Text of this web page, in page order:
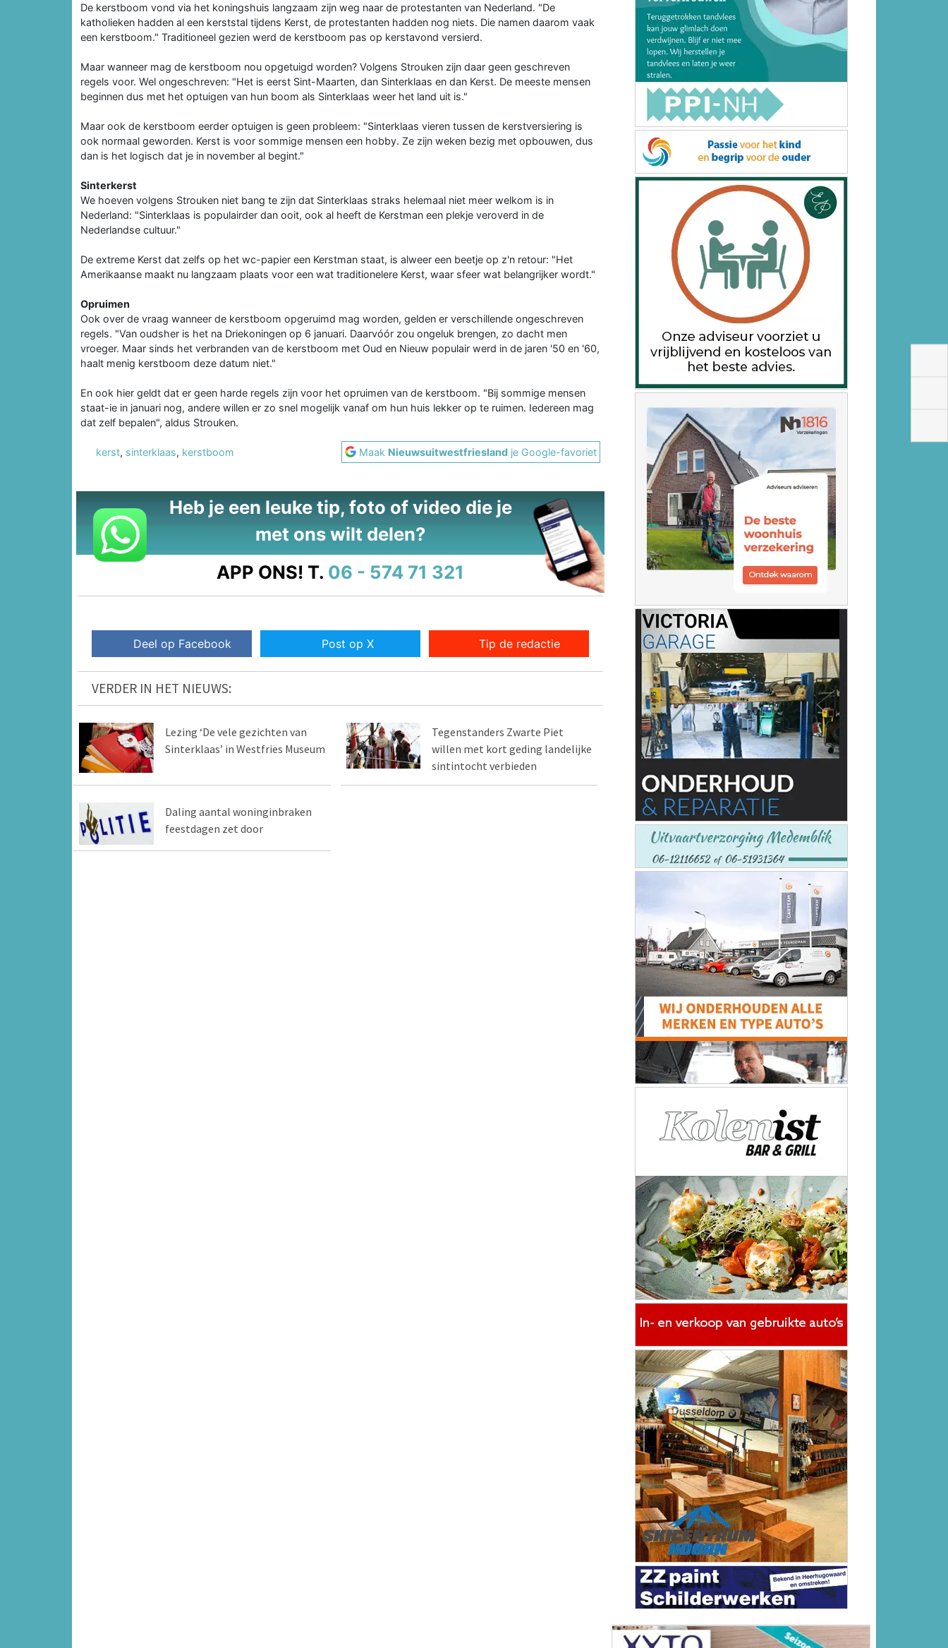
De kerstboom vond via het koningshuis langzaam zijn weg naar de protestanten van Nederland. "De
katholieken hadden al een kerststal tijdens Kerst, de protestanten hadden nog niets. Die namen daarom vaak
een kerstboom." Traditioneel gezien werd de kerstboom pas op kerstavond versierd.
Maar wanneer mag de kerstboom nou opgetuigd worden? Volgens Strouken zijn daar geen geschreven
regels voor. Wel ongeschreven: "Het is eerst Sint-Maarten, dan Sinterklaas en dan Kerst. De meeste mensen
beginnen dus met het optuigen van hun boom als Sinterklaas weer het land uit is."
Maar ook de kerstboom eerder optuigen is geen probleem: "Sinterklaas vieren tussen de kerstversiering is
ook normaal geworden. Kerst is voor sommige mensen een hobby. Ze zijn weken bezig met opbouwen, dus
dan is het logisch dat je in november al begint."
Sinterkerst
We hoeven volgens Strouken niet bang te zijn dat Sinterklaas straks helemaal niet meer welkom is in
Nederland: "Sinterklaas is populairder dan ooit, ook al heeft de Kerstman een plekje veroverd in de
Nederlandse cultuur."
De extreme Kerst dat zelfs op het wc-papier een Kerstman staat, is alweer een beetje op z'n retour: "Het
Amerikaanse maakt nu langzaam plaats voor een wat traditionelere Kerst, waar sfeer wat belangrijker wordt."
Opruimen
Ook over de vraag wanneer de kerstboom opgeruimd mag worden, gelden er verschillende ongeschreven
regels. "Van oudsher is het na Driekoningen op 6 januari. Daarvóór zou ongeluk brengen, zo dacht men
vroeger. Maar sinds het verbranden van de kerstboom met Oud en Nieuw populair werd in de jaren '50 en '60,
haalt menig kerstboom deze datum niet."
En ook hier geldt dat er geen harde regels zijn voor het opruimen van de kerstboom. "Bij sommige mensen
staat-ie in januari nog, andere willen er zo snel mogelijk vanaf om hun huis lekker op te ruimen. Iedereen mag
dat zelf bepalen", aldus Strouken.
kerst, sinterklaas, kerstboom Maak Nieuwsuitwestfriesland je Google-favoriet
Heb je een leuke tip, foto of video die je
met ons wilt delen?
APP ONS! T. 06 - 574 71 321
Deel op Facebook Post op X Tip de redactie
VERDER IN HET NIEUWS:
Lezing ‘De vele gezichten van
Sinterklaas’ in Westfries Museum
Tegenstanders Zwarte Piet
willen met kort geding landelijke
sintintocht verbieden
Daling aantal woninginbraken
feestdagen zet door